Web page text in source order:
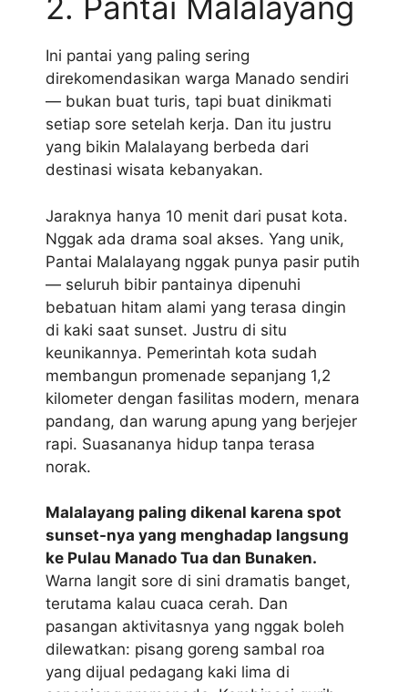
2. Pantai Malalayang
Ini pantai yang paling sering
direkomendasikan warga Manado sendiri
— bukan buat turis, tapi buat dinikmati
setiap sore setelah kerja. Dan itu justru
yang bikin Malalayang berbeda dari
destinasi wisata kebanyakan.
Jaraknya hanya 10 menit dari pusat kota.
Nggak ada drama soal akses. Yang unik,
Pantai Malalayang nggak punya pasir putih
— seluruh bibir pantainya dipenuhi
bebatuan hitam alami yang terasa dingin
di kaki saat sunset. Justru di situ
keunikannya. Pemerintah kota sudah
membangun promenade sepanjang 1,2
kilometer dengan fasilitas modern, menara
pandang, dan warung apung yang berjejer
rapi. Suasananya hidup tanpa terasa
norak.
Malalayang paling dikenal karena spot
sunset-nya yang menghadap langsung
ke Pulau Manado Tua dan Bunaken.
Warna langit sore di sini dramatis banget,
terutama kalau cuaca cerah. Dan
pasangan aktivitasnya yang nggak boleh
dilewatkan: pisang goreng sambal roa
yang dijual pedagang kaki lima di